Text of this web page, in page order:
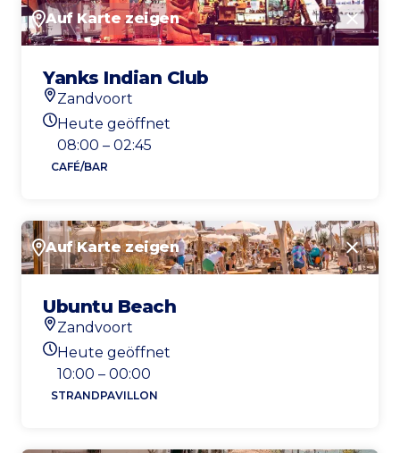
Auf Karte zeigen
Yanks Indian Club
Standort
Zandvoort
Heutigen Öffnungszeiten
Heute geöffnet
08:00 – 02:45
CAFÉ/BAR
Auf Karte zeigen
Ubuntu Beach
Standort
Zandvoort
Heutigen Öffnungszeiten
Heute geöffnet
10:00 – 00:00
STRANDPAVILLON